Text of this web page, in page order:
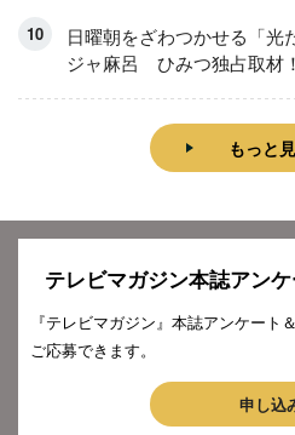
日曜朝をざわつかせる「光
ジャ麻呂 ひみつ独占取材！
もっと
テレビマガジン本誌アン
『テレビマガジン』本誌アンケート
ご応募できます。
申し込